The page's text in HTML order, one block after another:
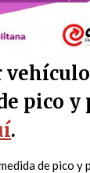
pico y
.
de pico y